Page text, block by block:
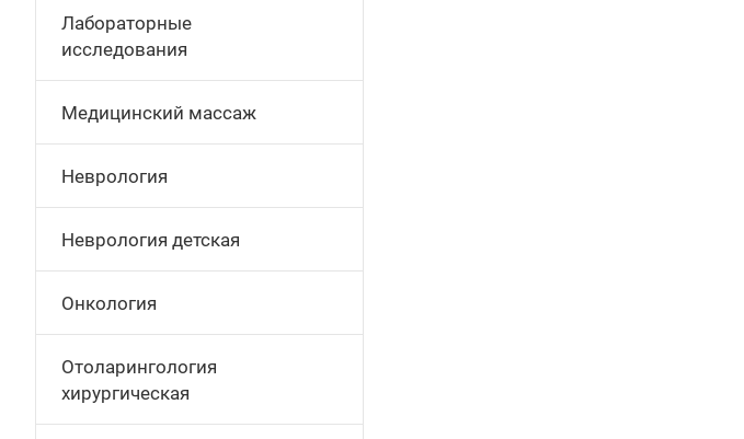
Лабораторные
исследования
Медицинский массаж
Неврология
Неврология детская
Онкология
Отоларингология
хирургическая